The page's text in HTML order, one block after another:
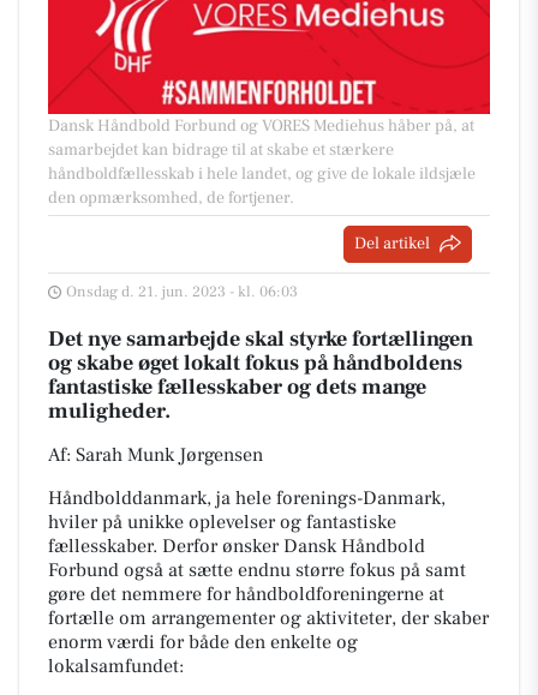
Dansk Håndbold Forbund og VORES Mediehus håber på, at
samarbejdet kan bidrage til at skabe et stærkere
håndboldfællesskab i hele landet, og give de lokale ildsjæle
den opmærksomhed, de fortjener.
Del artikel
Onsdag d. 21. jun. 2023 - kl. 06:03
Det nye samarbejde skal styrke fortællingen
og skabe øget lokalt fokus på håndboldens
fantastiske fællesskaber og dets mange
muligheder.
Af: Sarah Munk Jørgensen
Håndbolddanmark, ja hele forenings-Danmark,
hviler på unikke oplevelser og fantastiske
fællesskaber. Derfor ønsker Dansk Håndbold
Forbund også at sætte endnu større fokus på samt
gøre det nemmere for håndboldforeningerne at
fortælle om arrangementer og aktiviteter, der skaber
enorm værdi for både den enkelte og
lokalsamfundet: